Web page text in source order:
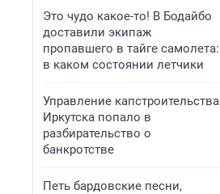
Это чудо какое-то! В Бодайбо
доставили экипаж
пропавшего в тайге самолета:
в каком состоянии летчики
Управление капстроительства
Иркутска попало в
разбирательство о
банкротстве
Петь бардовские песни,